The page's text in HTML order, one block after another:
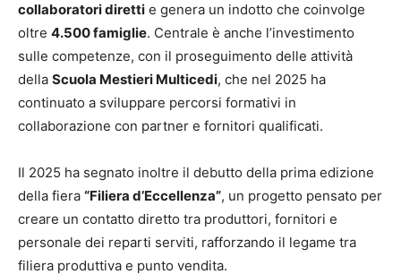
collaboratori diretti e genera un indotto che coinvolge
oltre 4.500 famiglie. Centrale è anche l’investimento
sulle competenze, con il proseguimento delle attività
della Scuola Mestieri Multicedi, che nel 2025 ha
continuato a sviluppare percorsi formativi in
collaborazione con partner e fornitori qualificati.
Il 2025 ha segnato inoltre il debutto della prima edizione
della fiera “Filiera d’Eccellenza”, un progetto pensato per
creare un contatto diretto tra produttori, fornitori e
personale dei reparti serviti, rafforzando il legame tra
filiera produttiva e punto vendita.